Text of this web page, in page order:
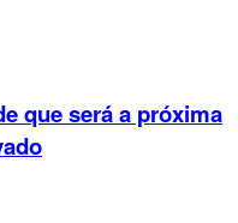
que será a próxima